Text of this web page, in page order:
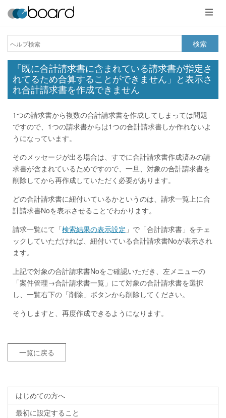
メ
ニ
ュ
ー
検索
「既に合計請求書に含まれている請求書が指定さ
れてるため合算することができません」と表示さ
れ合計請求書を作成できません
1つの請求書から複数の合計請求書を作成してしまっては問題
ですので、1つの請求書からは1つの合計請求書しか作れないよ
うになっています。
そのメッセージが出る場合は、すでに合計請求書作成済みの請
求書が含まれているためですので、一旦、対象の合計請求書を
削除してから再作成していただく必要があります。
どの合計請求書に紐付いているかというのは、請求一覧上に合
計請求書Noを表示させることでわかります。
請求一覧にて「検索結果の表示設定 」で「合計請求書」をチェ
ックしていただければ、紐付いている合計請求書Noが表示され
ます。
上記で対象の合計請求書Noをご確認いただき、左メニューの
「案件管理→合計請求書一覧」にて対象の合計請求書を選択
し、一覧右下の「削除」ボタンから削除してください。
そうしますと、再度作成できるようになります。
一覧に戻る
はじめての方へ
最初に設定すること